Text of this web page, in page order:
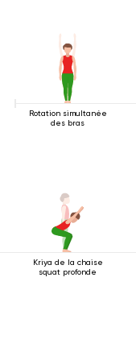
Rotation simultanée
des bras
Kriya de la chaise
squat profonde